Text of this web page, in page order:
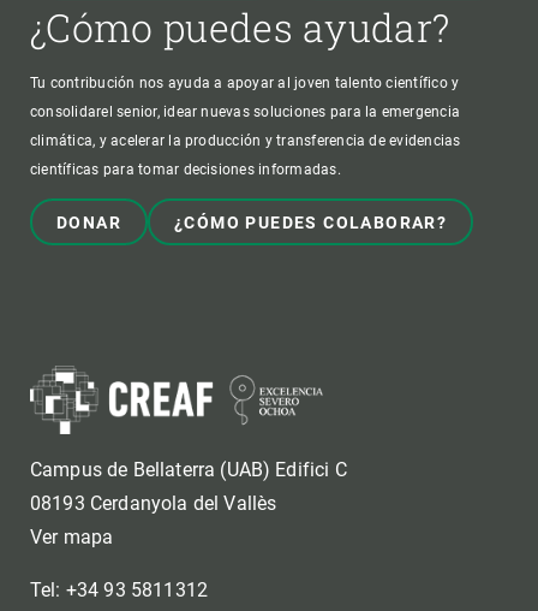
¿Cómo puedes ayudar?
Tu contribución nos ayuda a apoyar al joven talento científico y
consolidarel senior, idear nuevas soluciones para la emergencia
climática, y acelerar la producción y transferencia de evidencias
científicas para tomar decisiones informadas.
DONAR ¿CÓMO PUEDES COLABORAR?
Campus de Bellaterra (UAB) Edifici C
08193 Cerdanyola del Vallès
Ver mapa
Tel: +34 93 5811312